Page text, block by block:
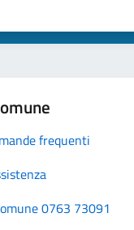
frequenti
0763 73091